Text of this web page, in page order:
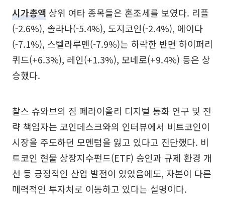
시가총액 상위 여타 종목들은 혼조세를 보였다. 리플
(-2.6%), 솔라나(-5.4%), 도지코인(-2.4%), 에이다
(-7.1%), 스텔라루멘(-7.9%)는 하락한 반면 하이퍼리
퀴드(+6.3%), 레인(+1.3%), 모네로(+9.4%) 등은 상
승했다.
찰스 슈와브의 짐 페라이올리 디지털 통화 연구 및 전
략 책임자는 코인데스크와의 인터뷰에서 비트코인이
시장을 주도하던 모멘텀을 잃고 있다고 진단했다. 비
트코인 현물 상장지수펀드(ETF) 승인과 규제 환경 개
선 등 긍정적인 산업 발전이 있었음에도, 자본이 다른
매력적인 투자처로 이동하고 있다는 설명이다.